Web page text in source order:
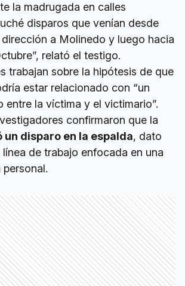
la madrugada en calles
disparos que venían desde
a Molinedo y luego hacia
relató el testigo.
trabajan sobre la hipótesis de que
estar relacionado con “un
entre la víctima y el victimario”.
confirmaron que la
un disparo en la espalda, dato
de trabajo enfocada en una